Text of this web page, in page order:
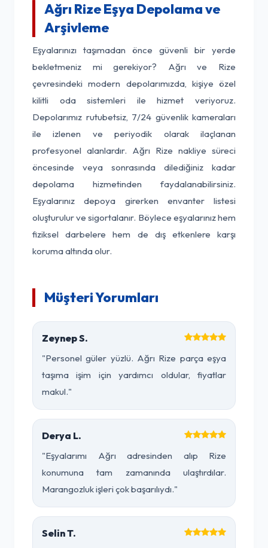
Ağrı Rize Eşya Depolama ve
Arşivleme
Eşyalarınızı taşımadan önce güvenli bir yerde
bekletmeniz mi gerekiyor? Ağrı ve Rize
çevresindeki modern depolarımızda, kişiye özel
kilitli oda sistemleri ile hizmet veriyoruz.
Depolarımız rutubetsiz, 7/24 güvenlik kameraları
ile izlenen ve periyodik olarak ilaçlanan
profesyonel alanlardır. Ağrı Rize nakliye süreci
öncesinde veya sonrasında dilediğiniz kadar
depolama hizmetinden faydalanabilirsiniz.
Eşyalarınız depoya girerken envanter listesi
oluşturulur ve sigortalanır. Böylece eşyalarınız hem
fiziksel darbelere hem de dış etkenlere karşı
koruma altında olur.
Müşteri Yorumları
Zeynep S.
"Personel güler yüzlü. Ağrı Rize parça eşya
taşıma işim için yardımcı oldular, fiyatlar
makul."
Derya L.
"Eşyalarımı Ağrı adresinden alıp Rize
konumuna tam zamanında ulaştırdılar.
Marangozluk işleri çok başarılıydı."
Selin T.